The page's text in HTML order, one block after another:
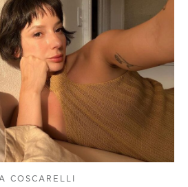
COSCARELLI